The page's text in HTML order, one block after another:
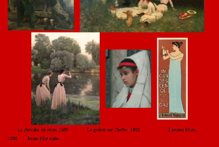
Le chevalet de mine 1889 Le goûter sur l'herbe 1892 2 jeunes filles...
1890 Jeune fille arabe